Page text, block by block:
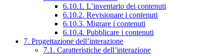
6.10.1. L’inventario dei contenuti
6.10.2. Revisionare i contenuti
6.10.3. Migrare i contenuti
6.10.4. Pubblicare i contenuti
7. Progettazione dell’interazione
7.1. Caratteristiche dell’interazione